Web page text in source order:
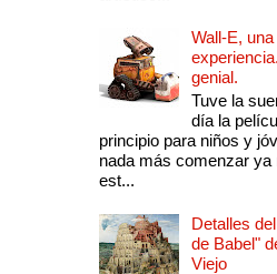
Wall-E,
genial.
Tuve la
día la
principio para niños y
nada más comenzar ya
est...
Detalles
de Babel"
Viejo